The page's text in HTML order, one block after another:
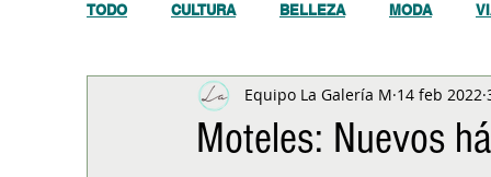
TODO CULTURA BELLEZA MODA
GASTRONOMÍA Y VINOS SALUD
Moteles: Nuevos
Equipo La Galería M 14 feb 2022